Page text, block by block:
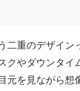
二重のデザイン
クやダウンタイ
元を見ながら想